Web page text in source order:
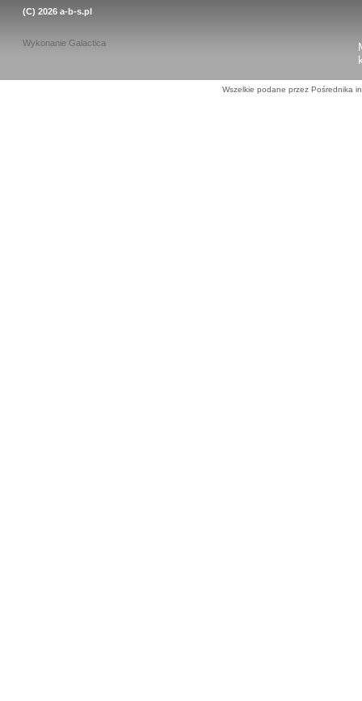
(C) 2026 a-b-s.pl
Wykonanie Galactica
Wszelkie podane przez Pośrednika